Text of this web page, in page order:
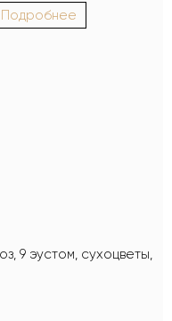
Подробнее
9 эустом, сухоцветы,